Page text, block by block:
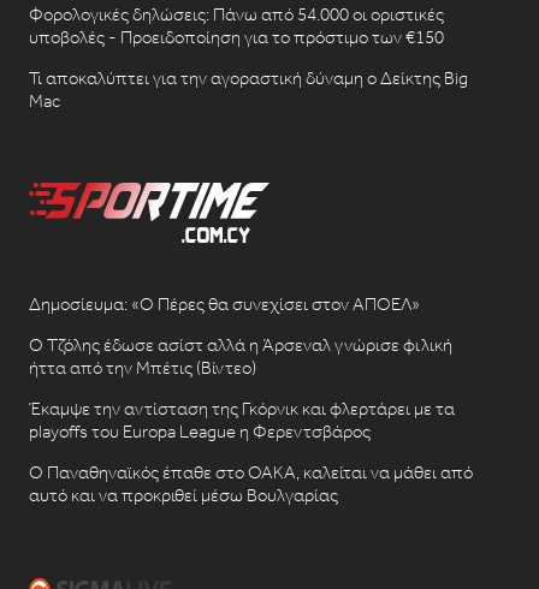
Φορολογικές δηλώσεις: Πάνω από 54.000 οι οριστικές
υποβολές - Προειδοποίηση για το πρόστιμο των €150
Τι αποκαλύπτει για την αγοραστική δύναμη ο Δείκτης Big
Mac
Δημοσίευμα: «Ο Πέρες θα συνεχίσει στον ΑΠΟΕΛ»
Ο Τζόλης έδωσε ασίστ αλλά η Άρσεναλ γνώρισε φιλική
ήττα από την Μπέτις (Βίντεο)
Έκαμψε την αντίσταση της Γκόρνικ και φλερτάρει με τα
playoffs του Europa League η Φερεντσβάρος
Ο Παναθηναϊκός έπαθε στο ΟΑΚΑ, καλείται να μάθει από
αυτό και να προκριθεί μέσω Βουλγαρίας